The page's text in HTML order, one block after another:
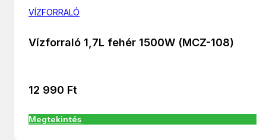
VÍZFORRALÓ
Vízforraló 1,7L fehér 1500W (MCZ-108)
12 990 Ft
Megtekintés